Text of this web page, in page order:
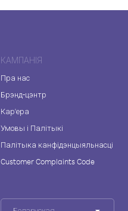
КАМПАНІЯ
Пра нас
Брэнд-цэнтр
Кар'ера
Умовы і Палітыкі
Палітыка канфідэнцыяльнасці
Customer Complaints Code